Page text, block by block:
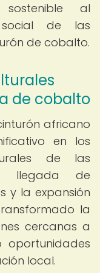
al
de las
de cobalto.
de cobalto
africano
en los
de las
llegada de
y la expansión
la
cercanas a
oportunidades
local.